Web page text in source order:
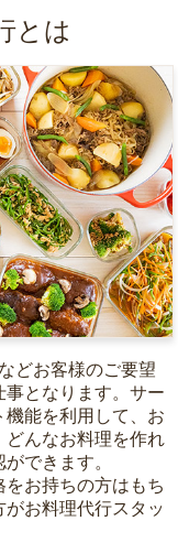
とは
どお客様のご要望
となります。サー
機能を利用して、お
どんなお料理を作れ
できます。
お持ちの方はもち
お料理代行スタッ